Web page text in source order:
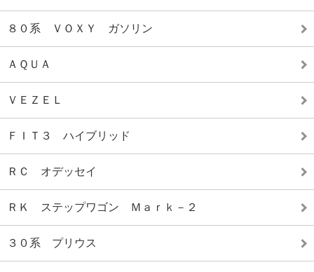
８０系 ＶＯＸＹ ガソリン
ＡＱＵＡ
ＶＥＺＥＬ
ＦＩＴ３ ハイブリッド
ＲＣ オデッセイ
ＲＫ ステップワゴン Ｍａｒｋ－２
３０系 プリウス